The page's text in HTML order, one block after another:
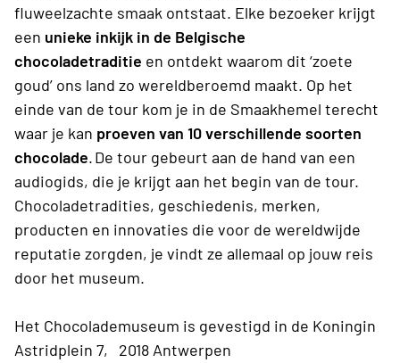
fluweelzachte smaak ontstaat. Elke bezoeker krijgt
een unieke inkijk in de Belgische
chocoladetraditie en ontdekt waarom dit ‘zoete
goud’ ons land zo wereldberoemd maakt. Op het
einde van de tour kom je in de Smaakhemel terecht
waar je kan proeven van 10 verschillende soorten
chocolade. De tour gebeurt aan de hand van een
audiogids, die je krijgt aan het begin van de tour.
Chocoladetradities, geschiedenis, merken,
producten en innovaties die voor de wereldwijde
reputatie zorgden, je vindt ze allemaal op jouw reis
door het museum.
Het Chocolademuseum is gevestigd in de Koningin
Astridplein 7, 2018 Antwerpen